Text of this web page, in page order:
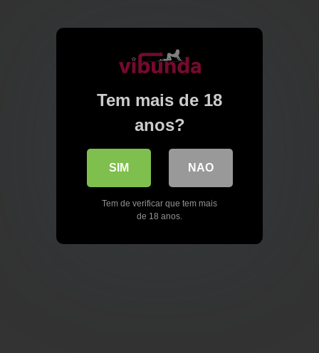
Tem mais de 18
anos?
SIM NAO
Tem de verificar que tem mais
de 18 anos.